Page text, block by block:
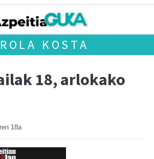
KOSTA
18, arlokako
18a